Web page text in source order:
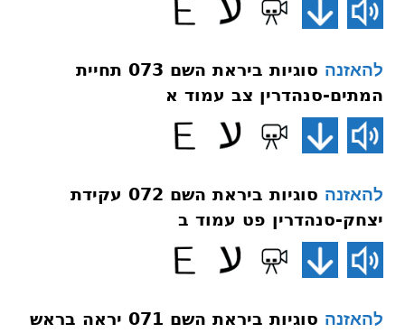
להאזנה
סוגיות ביראת השם 073 תחיית
המתים-סנהדרין צב עמוד א
להאזנה
סוגיות ביראת השם 072 עקידת
יצחק-סנהדרין פט עמוד ב
להאזנה
סוגיות ביראת השם 071 יראה בראש